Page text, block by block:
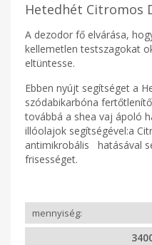
Hetedhét Citromos
A dezodor fő elvárása,
kellemetlen testszagokat
eltüntesse.
Ebben nyújt segítséget a
szódabikarbóna
továbbá a shea vaj ápoló
illóolajok segítségével:a
antimikrobális hatásával
frisességet.